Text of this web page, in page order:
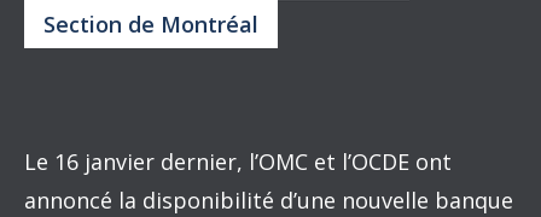
Section de Montréal
Le 16 janvier dernier, l’OMC et l’OCDE ont
annoncé la disponibilité d’une nouvelle banque